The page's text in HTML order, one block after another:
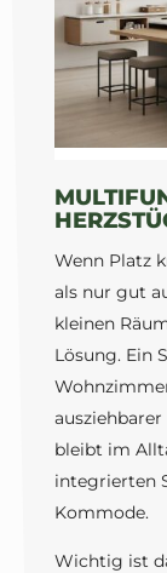
Wenn Platz
als nur gut
kleinen
Lösung. Ein
bleibt im
integrierten
Kommode.
Wichtig ist